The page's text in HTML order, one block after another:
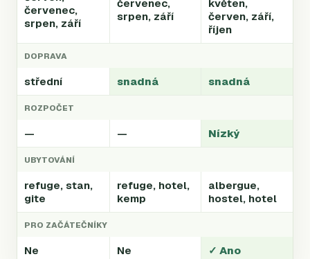
červenec,
srpen, září
červenec,
srpen, září
květen,
červen, září,
říjen
DOPRAVA
střední snadná snadná
ROZPOČET
— — Nízký
UBYTOVÁNÍ
refuge, stan,
gite
refuge, hotel,
kemp
albergue,
hostel, hotel
PRO ZAČÁTEČNÍKY
Ne Ne ✓ Ano